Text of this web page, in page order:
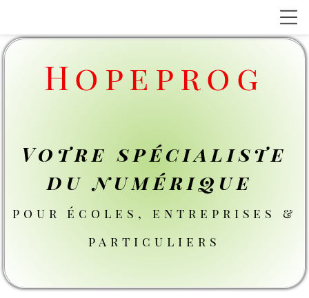
Hopeprog
Votre spécialiste
du numérique
pour écoles, entreprises &
particuliers